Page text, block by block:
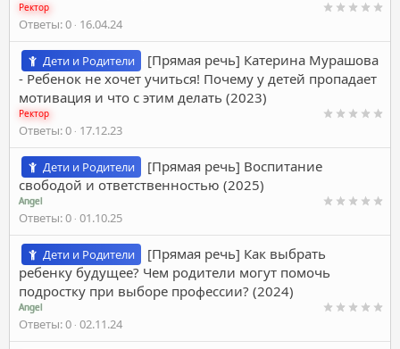
Ректор
Ответы 0 16.04.24
Дети и Родители
[Прямая речь] Катерина Мурашова
- Ребенок не хочет учиться! Почему у детей пропадает
мотивация и что с этим делать (2023)
Ректор
Ответы 0 17.12.23
Дети и Родители
[Прямая речь] Воспитание
свободой и ответственностью (2025)
Angel
Ответы 0 01.10.25
Дети и Родители
[Прямая речь] Как выбрать
ребенку будущее? Чем родители могут помочь
подростку при выборе профессии? (2024)
Angel
Ответы 0 02.11.24